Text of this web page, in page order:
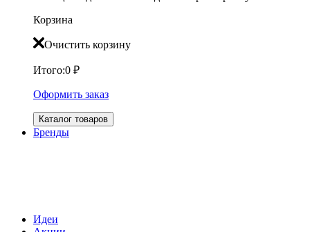
Корзина
Очистить корзину
Итого:0 ₽
Оформить заказ
Каталог товаров
Бренды
Идеи